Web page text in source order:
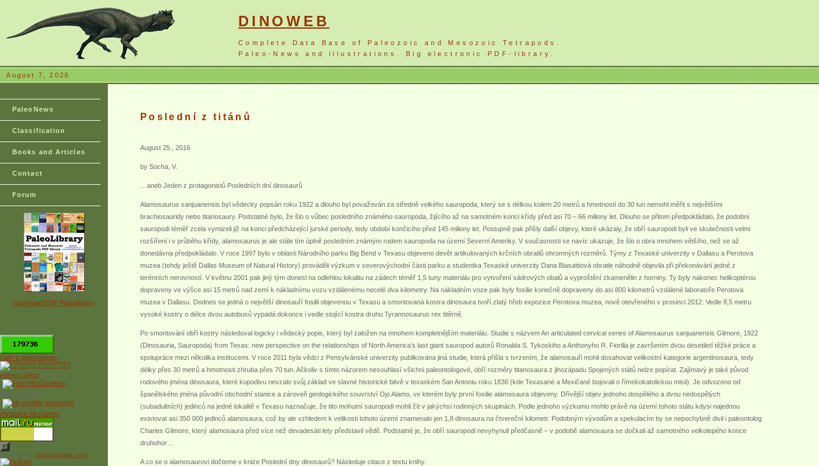
DINOWEB
Complete Data Base of Paleozoic and Mesozoic Tetrapods.
Paleo-News and illustrations. Big electronic PDF-library.
August 7, 2026
PaleoNews
Classification
Books and Articles
Contact
Forum
Download PDF Paleolibrary
*
сайт о динозаврах
рейтинг сайтов
Free Counter
myspace hit counter
Powered by counter.bloke.com
Poslední z titánů
August 25 , 2016
by Socha, V.
…aneb Jeden z protagonistů Posledních dní dinosaurů
Alamosaurus sanjuanensis byl vědecky popsán roku 1922 a dlouho byl považován za středně velkého sauropoda, který se s délkou kolem 20 metrů a hmotností do 30 tun nemohl měřit s největšími
brachiosauridy nebo titanosaury. Podstatné bylo, že šlo o vůbec posledního známého sauropoda, žijícího až na samotném konci křídy před asi 70 – 66 miliony let. Dlouho se přitom předpokládalo, že podobní
sauropodi téměř zcela vymizeli již na konci předcházející jurské periody, tedy období končicího před 145 miliony let. Postupně pak přišly další objevy, které ukázaly, že obří sauropodi byli ve skutečnosti velmi
rozšíření i v průběhu křídy, alamosaurus je ale stále tím úplně posledním známým rodem sauropoda na území Severní Ameriky. V současnosti se navíc ukazuje, že šlo o obra mnohem většího, než se až
donedávna předpokládalo. V roce 1997 bylo v oblasti Národního parku Big Bend v Texasu objeveno devět artikulovaných krčních obratlů ohromných rozměrů. Týmy z Texaské univerzity v Dallasu a Perotova
muzea (tehdy ještě Dallas Museum of Natural History) prováděli výzkum v severovýchodní části parku a studentka Texaské univerzity Dana Biasattiová obratle náhodně objevila při překonávání jedné z
terénních nerovností. V květnu 2001 pak jiný tým donesl na odlehlou lokalitu na zádech téměř 1,5 tuny materiálu pro vytvoření sádrových obalů a vyproštění zkamenělin z horniny. Ty byly nakonec helikoptérou
dopraveny ve výšce asi 15 metrů nad zemí k nákladnímu vozu vzdálenému necelé dva kilometry. Na nákladním voze pak byly fosilie konečně dopraveny do asi 800 kilometrů vzdálené laboratoře Perotova
muzea v Dallasu. Dodnes se jedná o největší dinosauří fosilii objevenou v Texasu a smontovaná kostra dinosaura tvoří zlatý hřeb expozice Perotova muzea, nově otevřeného v prosinci 2012. Vedle 8,5 metru
vysoké kostry o délce dvou autobusů vypadá dokonce i vedle stojící kostra druhu Tyrannosaurus rex titěrně.
Po smontování obří kostry následoval logicky i vědecký popis, který byl založen na mnohem kompletnějším materiálu. Studie s názvem An articulated cervical series of Alamosaurus sanjuanensis Gilmore, 1922
(Dinosauria, Sauropoda) from Texas: new perspective on the relationships of North America’s last giant sauropod autorů Ronalda S. Tykoskiho a Anthonyho R. Fiorilla je završením dvou desetiletí těžké práce a
spolupráce mezi několika institucemi. V roce 2011 byla vědci z Pensylvánské univerzity publikována jiná studie, která přišla s tvrzením, že alamosauři mohli dosahovat velikostní kategorie argentinosaura, tedy
délky přes 30 metrů a hmotnosti zhruba přes 70 tun. Ačkoliv s tímto názorem nesouhlasí všichni paleontologové, obří rozměry titanosaura z jihozápadu Spojených států nelze popírat. Zajímavý je také původ
rodového jména dinosaura, které kupodivu nevzalo svůj základ ve slavné historické bitvě v texaském San Antoniu roku 1836 (kde Texasané a Mexičané bojovali o římskokatolickou misii). Je odvozeno od
španělského jména původní obchodní stanice a zároveň geologického souvrství Ojo Alamo, ve kterém byly první fosilie alamosaura objeveny. Dřívější objev jednoho dospělého a dvou nedospělých
(subadultních) jedinců na jedné lokalitě v Texasu naznačuje, že tito mohutní sauropodi mohli žít v jakýchsi rodinných skupinách. Podle jednoho výzkumu mohlo právě na území tohoto státu kdysi najednou
existovat asi 350 000 jedinců alamosaura, což by ale vzhledem k velikosti tohoto území znamenalo jen 1,8 dinosaura na čtvereční kilometr. Podobným vývodům a spekulacím by se nepochybně divil i paleontolog
Charles Gilmore, který alamosaura před více než devadesáti lety představil vědě. Podstatné je, že obří sauropodi nevyhynuli předčasně – v podobě alamosaura se dočkali až samotného velkolepého konce
druhohor…
A co se o alamosaurovi dočteme v knize Poslední dny dinosaurů? Následuje citace z textu knihy: